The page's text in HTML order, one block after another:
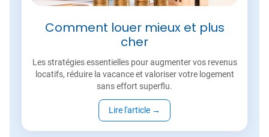
Comment louer mieux et plus
cher
Les stratégies essentielles pour augmenter vos revenus
locatifs, réduire la vacance et valoriser votre logement
sans effort superflu.
Lire l'article →